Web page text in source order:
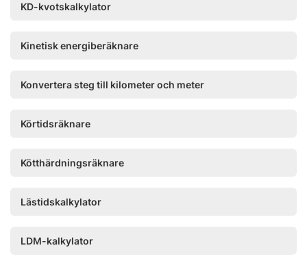
KD-kvotskalkylator
Kinetisk energiberäknare
Konvertera steg till kilometer och meter
Körtidsräknare
Kötthärdningsräknare
Lästidskalkylator
LDM-kalkylator